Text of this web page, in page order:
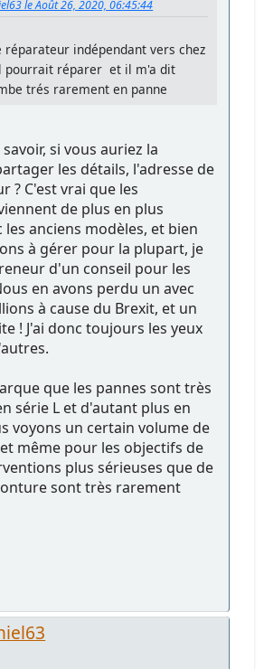
le Août 26, 2020, 06:45:44
indépendant vers chez
pourrait réparer et il m'a dit
trés rarement en panne
si vous auriez la
les détails, l'adresse de
? C'est vrai que les
de plus en plus
les anciens modèles, et bien
à gérer pour la plupart, je
d'un conseil pour les
en avons perdu un avec
à cause du Brexit, et un
! J'ai donc toujours les yeux
que les pannes sont très
série L et d'autant plus en
voyons un certain volume de
même pour les objectifs de
plus sérieuses que de
sont très rarement